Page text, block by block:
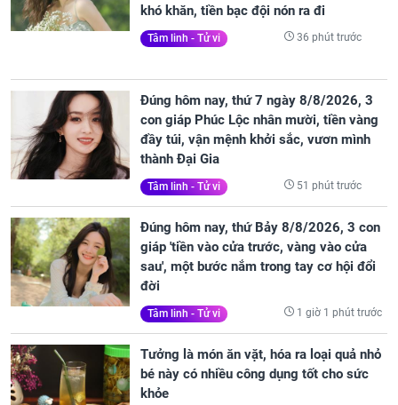
khó khăn, tiền bạc đội nón ra đi
Tâm linh - Tử vi 36 phút trước
Đúng hôm nay, thứ 7 ngày 8/8/2026, 3
con giáp Phúc Lộc nhân mười, tiền vàng
đầy túi, vận mệnh khởi sắc, vươn mình
thành Đại Gia
Tâm linh - Tử vi 51 phút trước
Đúng hôm nay, thứ Bảy 8/8/2026, 3 con
giáp 'tiền vào cửa trước, vàng vào cửa
sau', một bước nắm trong tay cơ hội đổi
đời
Tâm linh - Tử vi 1 giờ 1 phút trước
Tưởng là món ăn vặt, hóa ra loại quả nhỏ
bé này có nhiều công dụng tốt cho sức
khỏe